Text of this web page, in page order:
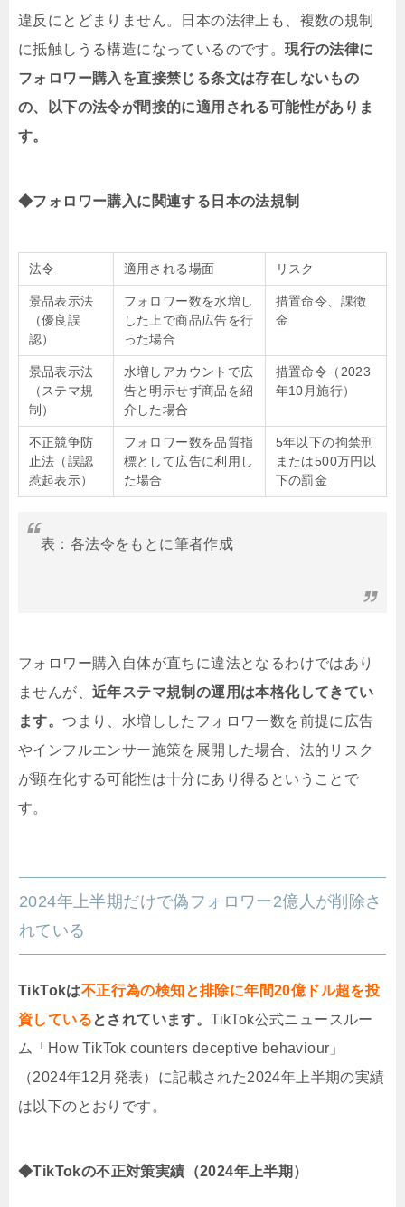
違反にとどまりません。日本の法律上も、複数の規制
に抵触しうる構造になっているのです。現行の法律に
フォロワー購入を直接禁じる条文は存在しないもの
の、以下の法令が間接的に適用される可能性がありま
す。
◆フォロワー購入に関連する日本の法規制
法令 適用される場面 リスク
景品表示法
（優良誤
認）
フォロワー数を水増し
した上で商品広告を行
った場合
措置命令、課徴
金
景品表示法
（ステマ規
制）
水増しアカウントで広
告と明示せず商品を紹
介した場合
措置命令（2023
年10月施行）
不正競争防
止法（誤認
惹起表示）
フォロワー数を品質指
標として広告に利用し
た場合
5年以下の拘禁刑
または500万円以
下の罰金
表：各法令をもとに筆者作成
フォロワー購入自体が直ちに違法となるわけではあり
ませんが、 近年ステマ規制の運用は本格化してきてい
ます。つまり、 水増ししたフォロワー数を前提に広告
やインフルエンサー施策を展開した場合、法的リスク
が顕在化する可能性は十分にあり得るということで
す。
2024年上半期だけで偽フォロワー2億人が削除さ
れている
TikTokは不正行為の検知と排除に年間20億ドル超を投
資しているとされています。TikTok公式ニュースルー
ム「How TikTok counters deceptive behaviour」
（2024年12月発表）に記載された2024年上半期の実績
は以下のとおりです。
◆TikTokの不正対策実績（2024年上半期）